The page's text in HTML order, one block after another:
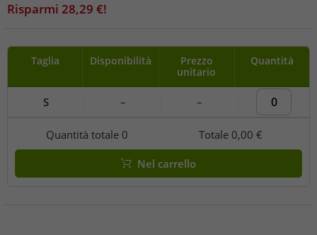
Risparmi 28,29 €!
Taglia Disponibilità
Prezzo
unitario
Quantità
S – –
Quantità totale 0 Totale 0,00 €
Nel carrello